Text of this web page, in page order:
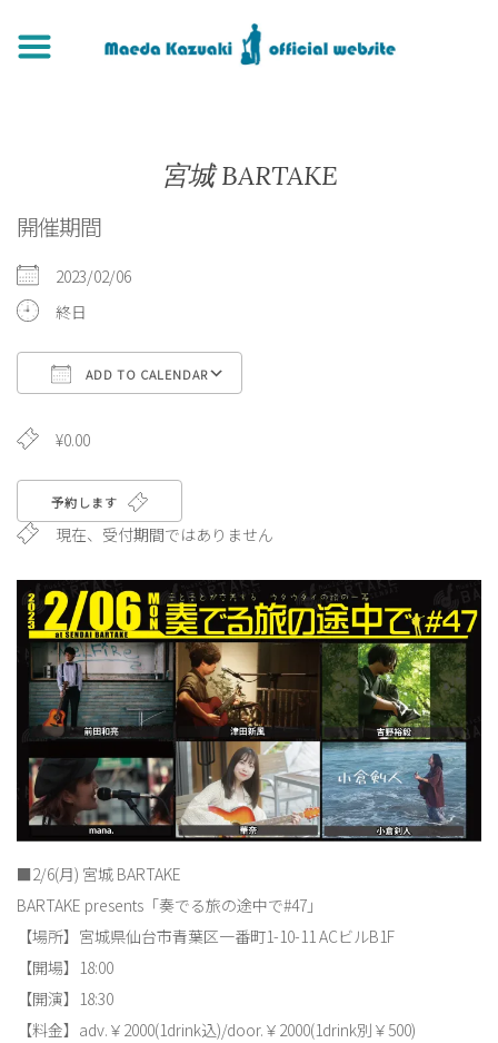
宮城 BARTAKE
開催期間
2023/02/06
終日
ADD TO CALENDAR
¥0.00
予約します
現在、受付期間ではありません
■2/6(月) 宮城 BARTAKE
BARTAKE presents「奏でる旅の途中で#47」
【場所】宮城県仙台市青葉区一番町1-10-11 ACビルB1F
【開場】18:00
【開演】18:30
【料金】adv.￥2000(1drink込)/door.￥2000(1drink別￥500)